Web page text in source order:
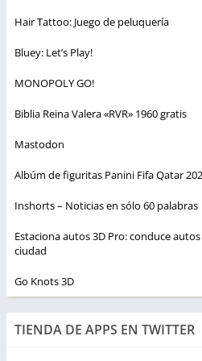
Hair Tattoo: Juego de peluquería
Bluey: Let’s Play!
MONOPOLY GO!
Biblia Reina Valera «RVR» 1960 gratis
Mastodon
Albúm de figuritas Panini Fifa Qatar
Inshorts – Noticias en sólo 60 palabras
Estaciona autos 3D Pro: conduce
ciudad
Go Knots 3D
TIENDA DE APPS EN TWITTER